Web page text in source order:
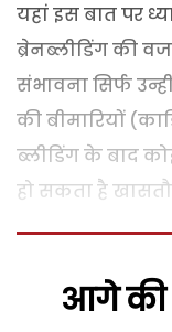
यहां इस बात पर
ब्रेनब्लीडिंग की
संभावना सिर्फ
की बीमारियों
ब्लीडिंग के बाद
हो सकता है
आगे की